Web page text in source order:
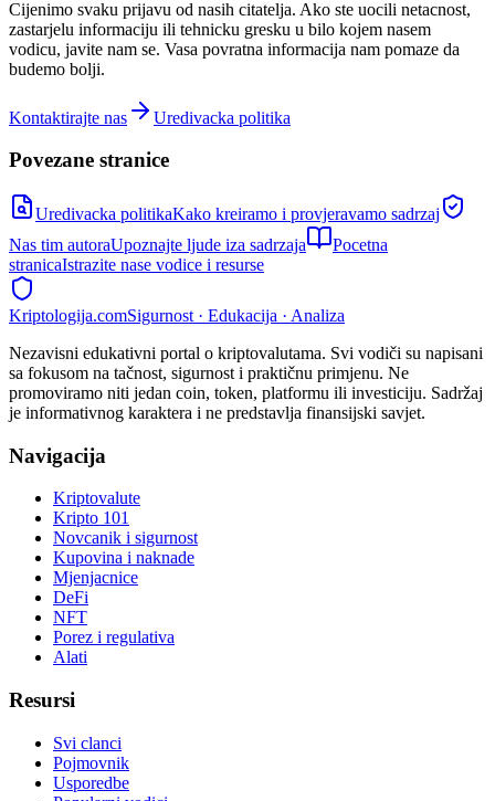
Cijenimo svaku prijavu od nasih citatelja. Ako ste uocili netacnost,
zastarjelu informaciju ili tehnicku gresku u bilo kojem nasem
vodicu, javite nam se. Vasa povratna informacija nam pomaze da
budemo bolji.
Kontaktirajte nas Uredivacka politika
Povezane stranice
Uredivacka politikaKako kreiramo i provjeravamo sadrzaj
Nas tim autoraUpoznajte ljude iza sadrzaja
Pocetna
stranicaIstrazite nase vodice i resurse
Kriptologija.comSigurnost · Edukacija · Analiza
Nezavisni edukativni portal o kriptovalutama. Svi vodiči su napisani
sa fokusom na tačnost, sigurnost i praktičnu primjenu. Ne
promoviramo niti jedan coin, token, platformu ili investiciju. Sadržaj
je informativnog karaktera i ne predstavlja finansijski savjet.
Navigacija
Kriptovalute
Kripto 101
Novcanik i sigurnost
Kupovina i naknade
Mjenjacnice
DeFi
NFT
Porez i regulativa
Alati
Resursi
Svi clanci
Pojmovnik
Usporedbe